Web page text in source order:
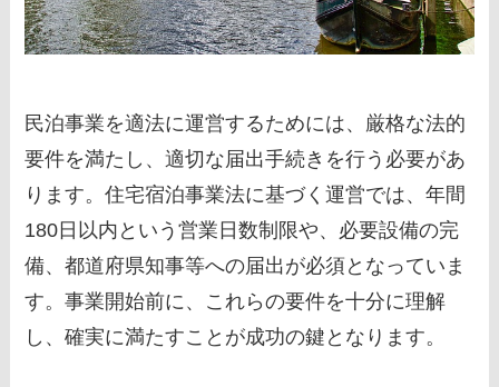
民泊事業を適法に運営するためには、厳格な法的
要件を満たし、適切な届出手続きを行う必要があ
ります。住宅宿泊事業法に基づく運営では、年間
180日以内という営業日数制限や、必要設備の完
備、都道府県知事等への届出が必須となっていま
す。事業開始前に、これらの要件を十分に理解
し、確実に満たすことが成功の鍵となります。